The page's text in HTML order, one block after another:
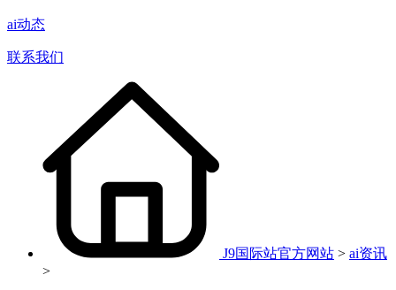
ai动态
联系我们
J9国际站官方网站 > ai资讯
>